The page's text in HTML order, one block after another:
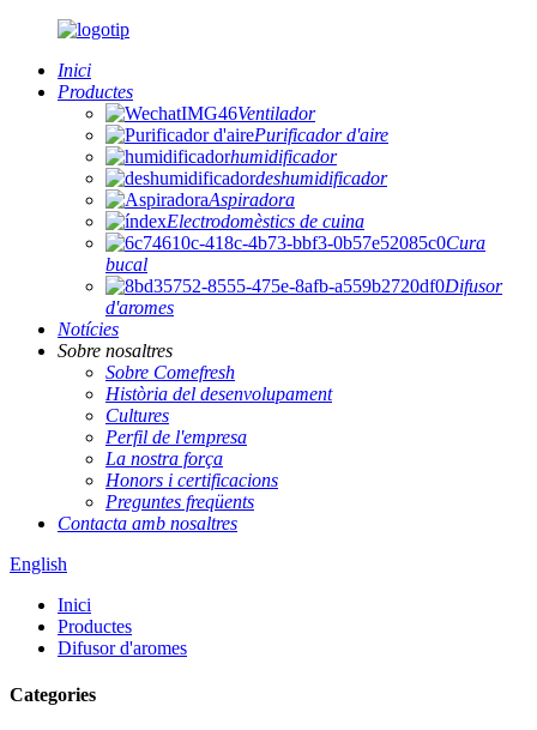
Inici
Productes
Ventilador
Purificador d'aire
humidificador
deshumidificador
Aspiradora
Electrodomèstics de cuina
Cura
bucal
Difusor
d'aromes
Notícies
Sobre nosaltres
Sobre Comefresh
Història del desenvolupament
Cultures
Perfil de l'empresa
La nostra força
Honors i certificacions
Preguntes freqüents
Contacta amb nosaltres
English
Inici
Productes
Difusor d'aromes
Categories